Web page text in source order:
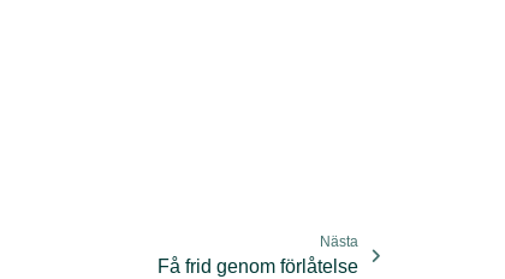
Nästa
Få frid genom förlåtelse